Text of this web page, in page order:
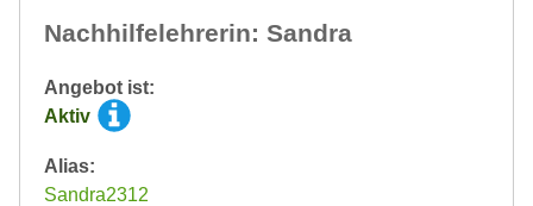
Nachhilfelehrerin: Sandra
Angebot ist:
Aktiv
Alias:
Sandra2312